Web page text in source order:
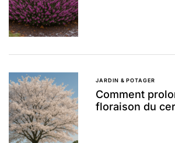
JARDIN & POTAGER
Comment
floraison du